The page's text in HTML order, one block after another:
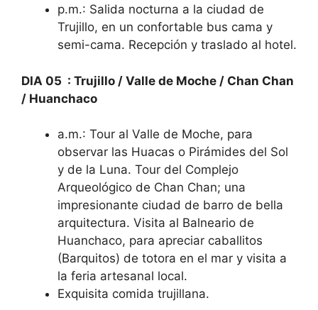
p.m.: Salida nocturna a la ciudad de
Trujillo, en un confortable bus cama y
semi-cama. Recepción y traslado al hotel.
DIA 05 : Trujillo / Valle de Moche / Chan Chan
/ Huanchaco
a.m.: Tour al Valle de Moche, para
observar las Huacas o Pirámides del Sol
y de la Luna. Tour del Complejo
Arqueológico de Chan Chan; una
impresionante ciudad de barro de bella
arquitectura. Visita al Balneario de
Huanchaco, para apreciar caballitos
(Barquitos) de totora en el mar y visita a
la feria artesanal local.
Exquisita comida trujillana.